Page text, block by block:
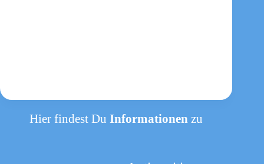
Hier findest DuInformationenzu